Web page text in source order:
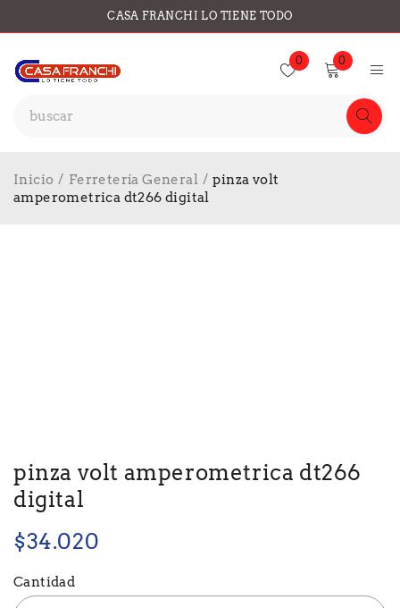
CASA FRANCHI LO TIENE TODO
0 0
Inicio / Ferretería General / pinza volt
amperometrica dt266 digital
pinza volt amperometrica dt266
digital
$34.020
Cantidad